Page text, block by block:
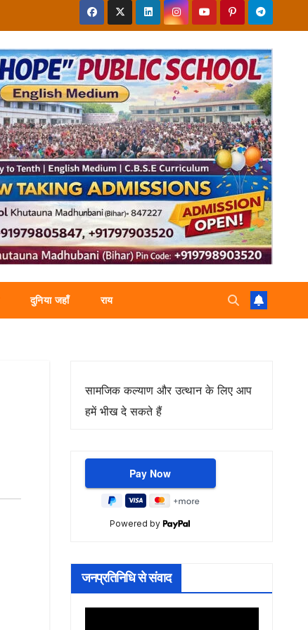
दुनिया जहाँ राय
सामजिक कल्याण और उत्थान के लिए आप
हमें भीख दे सकते हैं
Powered by
जनप्रतिनिधि से संवाद